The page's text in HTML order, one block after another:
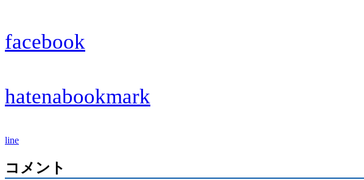
facebook
hatenabookmark
line
コメント